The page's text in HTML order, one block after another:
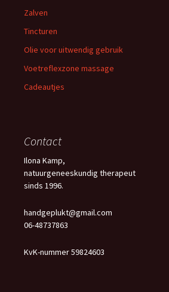
Zalven
Tincturen
Olie voor uitwendig gebruik
Voetreflexzone massage
Cadeautjes
Contact
Ilona Kamp,
natuurgeneeskundig therapeut
sinds 1996.
handgeplukt@gmail.com
06-48737863
KvK-nummer 59824603